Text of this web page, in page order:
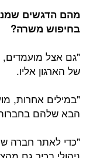
מהם הדגשים
בחיפוש משרה?
"גם אצל
של הארגון אליו.
"במילים אחרות,
הבא שלהם
"כדי לאתר חברה